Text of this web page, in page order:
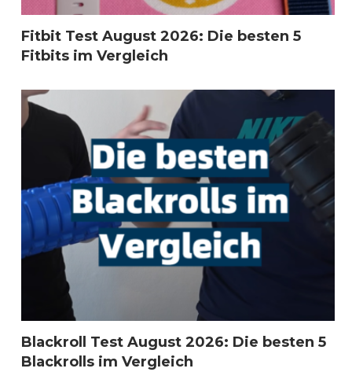
Fitbit Test August 2026: Die besten 5
Fitbits im Vergleich
Blackroll Test August 2026: Die besten 5
Blackrolls im Vergleich